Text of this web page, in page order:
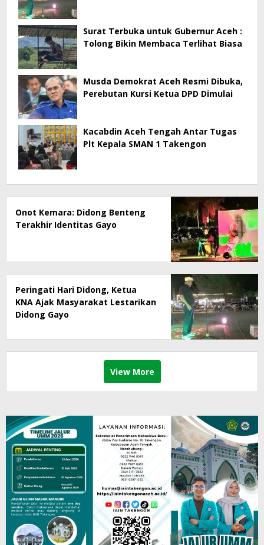
Surat Terbuka untuk Gubernur Aceh :
Tolong Bikin Membaca Terlihat Biasa
Musda Demokrat Aceh Resmi Dibuka,
Perebutan Kursi Ketua DPD Dimulai
Kacabdin Aceh Tengah Antar Tugas
Plt Kepala SMAN 1 Takengon
Onot Kemara: Didong Benteng
Terakhir Identitas Gayo
Peringati Hari Didong, Ketua
KNA Ajak Masyarakat Lestarikan
Didong Gayo
View More